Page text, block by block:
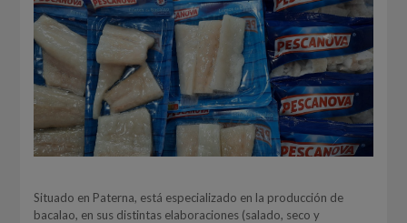
Situado en Paterna, está especializado en la producción de
bacalao, en sus distintas elaboraciones (salado, seco y